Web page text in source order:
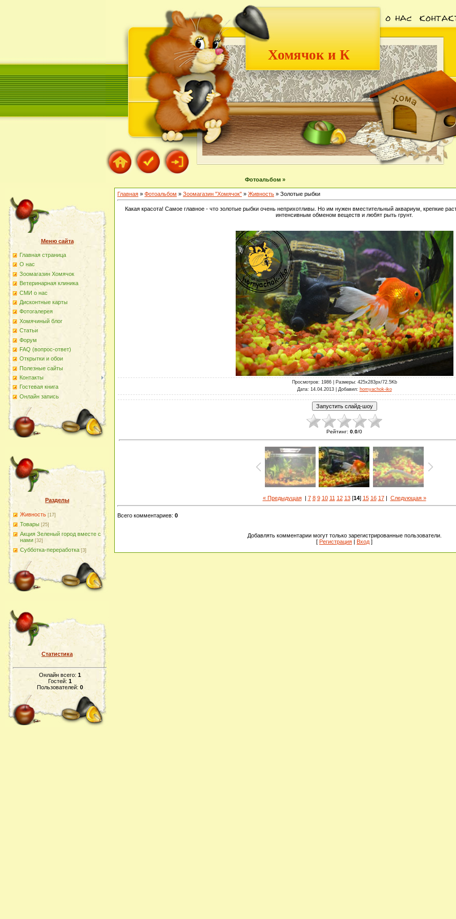
Хомячок и К
Фотоальбом »
Меню сайта
Главная страница
О наc
Зоомагазин Хомячок
Ветеринарная клиника
СМИ о нас
Дисконтные карты
Фотогалерея
Хомячиный блог
Статьи
Форум
FAQ (вопрос-ответ)
Открытки и обои
Полезные сайты
Контакты
Гостевая книга
Онлайн запись
Разделы
Живность [17]
Товары [25]
Акция Зеленый город вместе с
нами [32]
Субботка-переработка [3]
Статистика
Онлайн всего: 1
Гостей: 1
Пользователей: 0
Главная » Фотоальбом » Зоомагазин "Хомячок" » Живность » Золотые рыбки
Какая красота! Самое главное - что золотые рыбки очень неприхотливы. Но им нужен вместительный аквариум, крепкие
интенсивным обменом веществ и любят рыть грунт.
Просмотров: 1986 | Размеры: 425x283px/72.5Kb
Дата: 14.04.2013 | Добавил: homyachok-iko
Рейтинг: 0.0/0
« Предыдущая| 7 8 9 10 11 12 13[14] 15 16 17| Следующая »
Всего комментариев: 0
Добавлять комментарии могут только зарегистрированные пользователи.
[ Регистрация Вход ]